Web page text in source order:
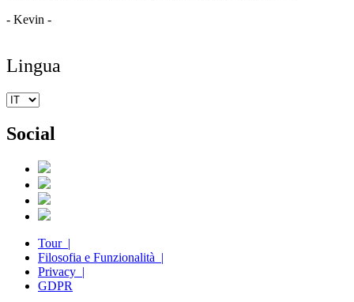
- Kevin -
Lingua
Social
Tour |
Filosofia e Funzionalità |
Privacy |
GDPR